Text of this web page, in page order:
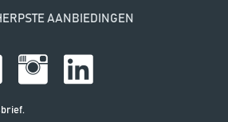
AANBIEDINGEN